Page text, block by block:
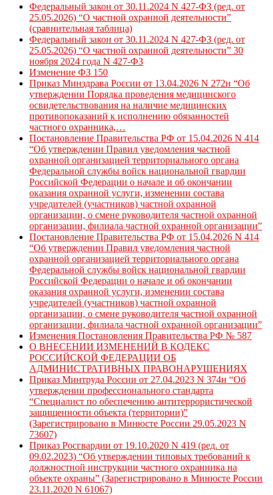
Федеральный закон от 30.11.2024 N 427-ФЗ (ред. от
25.05.2026) “О частной охранной деятельности”
(сравнительная таблица)
Федеральный закон от 30.11.2024 N 427-ФЗ (ред. от
25.05.2026) “О частной охранной деятельности” 30
ноября 2024 года N 427-ФЗ
Изменение ФЗ 150
Приказ Минздрава России от 13.04.2026 N 272н “Об
утверждении Порядка проведения медицинского
освидетельствования на наличие медицинских
противопоказаний к исполнению обязанностей
частного охранника,…
Постановление Правительства РФ от 15.04.2026 N 414
“Об утверждении Правил уведомления частной
охранной организацией территориального органа
Федеральной службы войск национальной гвардии
Российской Федерации о начале и об окончании
оказания охранной услуги, изменении состава
учредителей (участников) частной охранной
организации, о смене руководителя частной охранной
организации, филиала частной охранной организации”
Постановление Правительства РФ от 15.04.2026 N 414
“Об утверждении Правил уведомления частной
охранной организацией территориального органа
Федеральной службы войск национальной гвардии
Российской Федерации о начале и об окончании
оказания охранной услуги, изменении состава
учредителей (участников) частной охранной
организации, о смене руководителя частной охранной
организации, филиала частной охранной организации”
Изменения Постановления Правительства РФ № 587
О ВНЕСЕНИИ ИЗМЕНЕНИЙ В КОДЕКС
РОССИЙСКОЙ ФЕДЕРАЦИИ ОБ
АДМИНИСТРАТИВНЫХ ПРАВОНАРУШЕНИЯХ
Приказ Минтруда России от 27.04.2023 N 374н “Об
утверждении профессионального стандарта
“Специалист по обеспечению антитеррористической
защищенности объекта (территории)”
(Зарегистрировано в Минюсте России 29.05.2023 N
73607)
Приказ Росгвардии от 19.10.2020 N 419 (ред. от
09.02.2023) “Об утверждении типовых требований к
должностной инструкции частного охранника на
объекте охраны” (Зарегистрировано в Минюсте России
23.11.2020 N 61067)